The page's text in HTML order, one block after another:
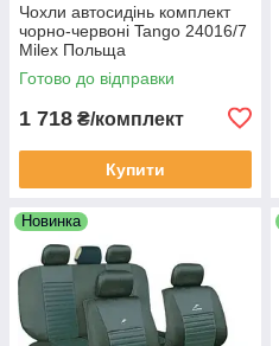
Чохли автосидінь комплект
чорно-червоні Tango 24016/7
Milex Польща
Готово до відправки
1 718 ₴/комплект
Купити
Новинка